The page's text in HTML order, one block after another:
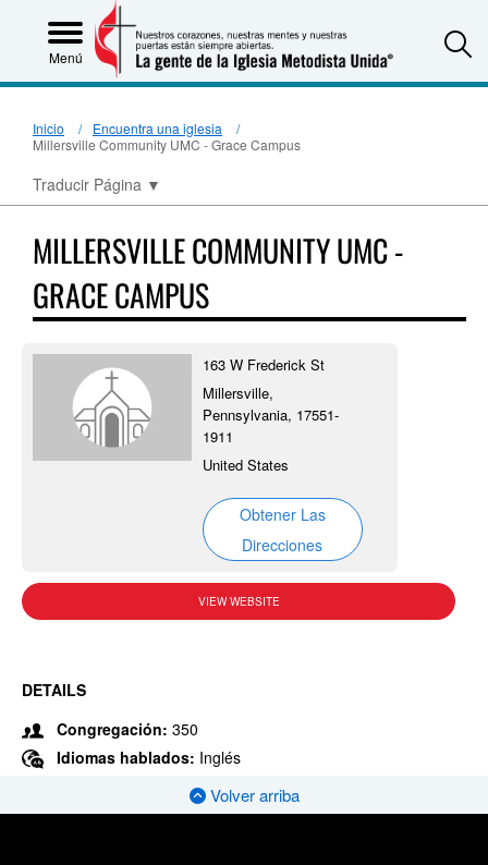
Menú
Inicio
Encuentra una iglesia
Millersville Community UMC - Grace Campus
Traducir Página ▼
MILLERSVILLE COMMUNITY UMC -
GRACE CAMPUS
163 W Frederick St
Millersville,
Pennsylvania, 17551-
1911
United States
Obtener Las
Direcciones
VIEW WEBSITE
DETAILS
Congregación: 350
Idiomas hablados: Inglés
Volver arriba